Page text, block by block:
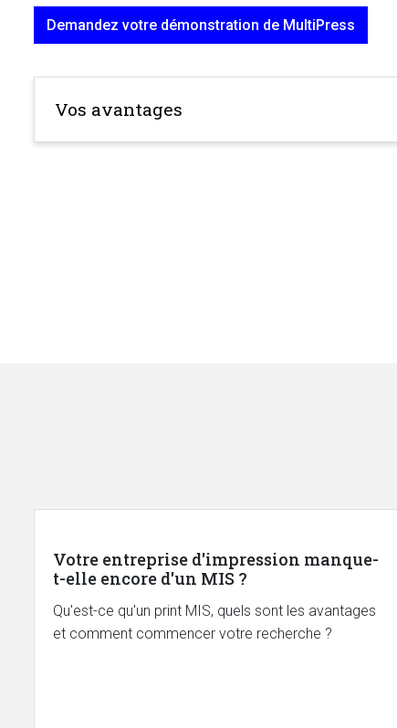
Demandez votre démonstration de MultiPress
Vos avantages
Votre entreprise d'impression manque-
t-elle encore d'un MIS ?
Qu'est-ce qu'un print MIS, quels sont les avantages
et comment commencer votre recherche ?